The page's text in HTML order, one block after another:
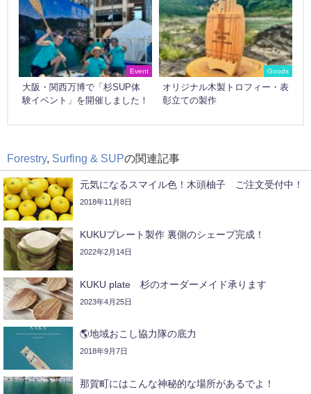
Event
大阪・関西万博で「杉SUP体
験イベント」を開催しました！
Goods
オリジナル木製トロフィー・表
彰立ての製作
Forestry, Surfing & SUPの関連記事
元気になるスマイル色！木頭柚子 ご注文受付中！
2018年11月8日
KUKUプレート製作 裏側のシェープ完成！
2022年2月14日
KUKU plate 杉のオーダーメイド承ります
2023年4月25日
🌎地域おこし協力隊の底力ㅤㅤㅤㅤㅤㅤㅤㅤㅤㅤㅤㅤㅤ
2018年9月7日
那賀町にはこんな神秘的な場所があるでよ！